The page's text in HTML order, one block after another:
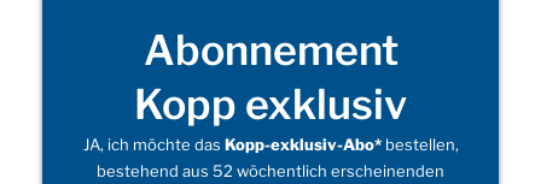
Abonnement
Kopp exklusiv
JA, ich möchte das Kopp-exklusiv-Abo*bestellen,
bestehend aus 52 wöchentlich erscheinenden